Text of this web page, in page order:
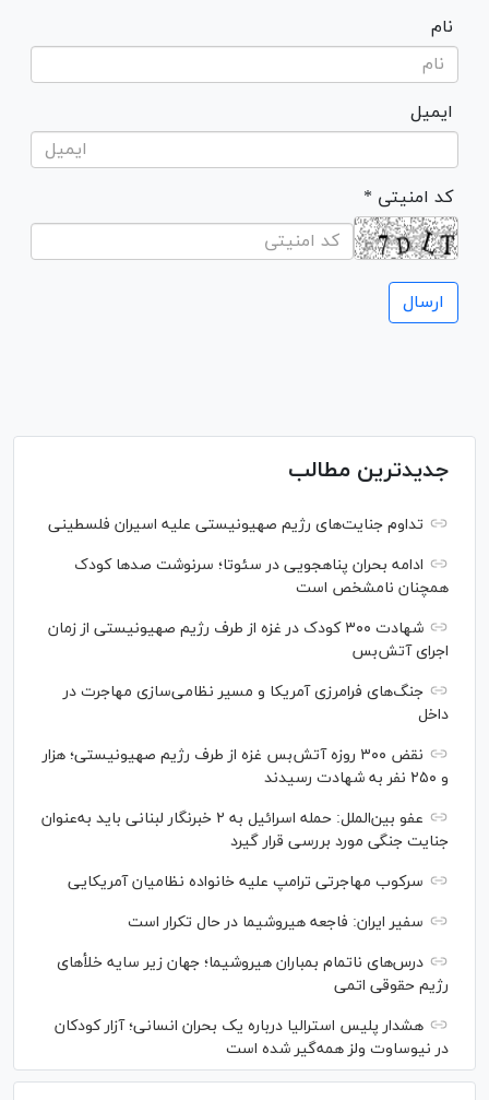
نام
ایمیل
* کد امنیتی
جدیدترین مطالب
تداوم جنایت‌های رژیم صهیونیستی علیه اسیران فلسطینی
ادامه بحران پناهجویی در سئوتا؛ سرنوشت صدها کودک
همچنان نامشخص است
شهادت ۳۰۰ کودک در غزه از طرف رژیم صهیونیستی از زمان
اجرای آتش‌بس
جنگ‌های فرامرزی آمریکا و مسیر نظامی‌سازی مهاجرت در
داخل
نقض ۳۰۰ روزه آتش‌بس غزه از طرف رژیم صهیونیستی؛ هزار
و ۲۵۰ نفر به شهادت رسیدند
عفو بین‌الملل: حمله اسرائیل به ۲ خبرنگار لبنانی باید به‌عنوان
جنایت جنگی مورد بررسی قرار گیرد
سرکوب مهاجرتی ترامپ علیه خانواده نظامیان آمریکایی
سفیر ایران: فاجعه هیروشیما در حال تکرار است
درس‌های ناتمام بمباران هیروشیما؛ جهان زیر سایه خلأ‌های
رژیم حقوقی اتمی
هشدار پلیس استرالیا درباره یک بحران انسانی؛ آزار کودکان
در نیوساوت ولز همه‌گیر شده است